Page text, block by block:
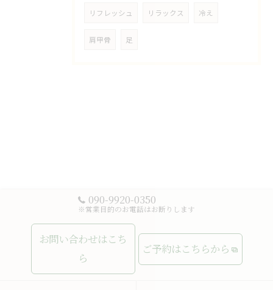
リフレッシュ リラックス 冷え
肩甲骨 足
090-9920-0350
※営業目的のお電話はお断りします
お問い合わせはこち
ら
ご予約はこちらから